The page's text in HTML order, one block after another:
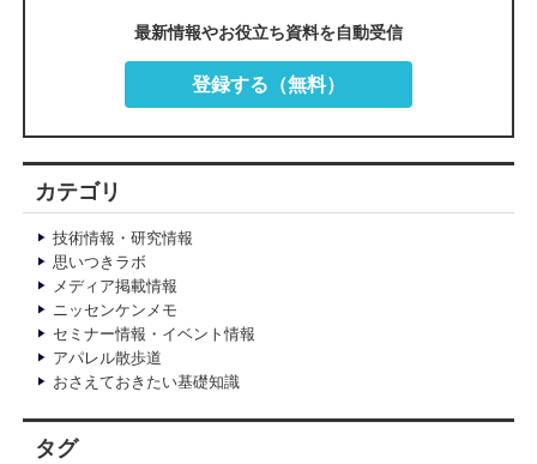
最新情報やお役立ち資料を自動受信
登録する（無料）
カテゴリ
技術情報・研究情報
思いつきラボ
メディア掲載情報
ニッセンケンメモ
セミナー情報・イベント情報
アパレル散歩道
おさえておきたい基礎知識
タグ